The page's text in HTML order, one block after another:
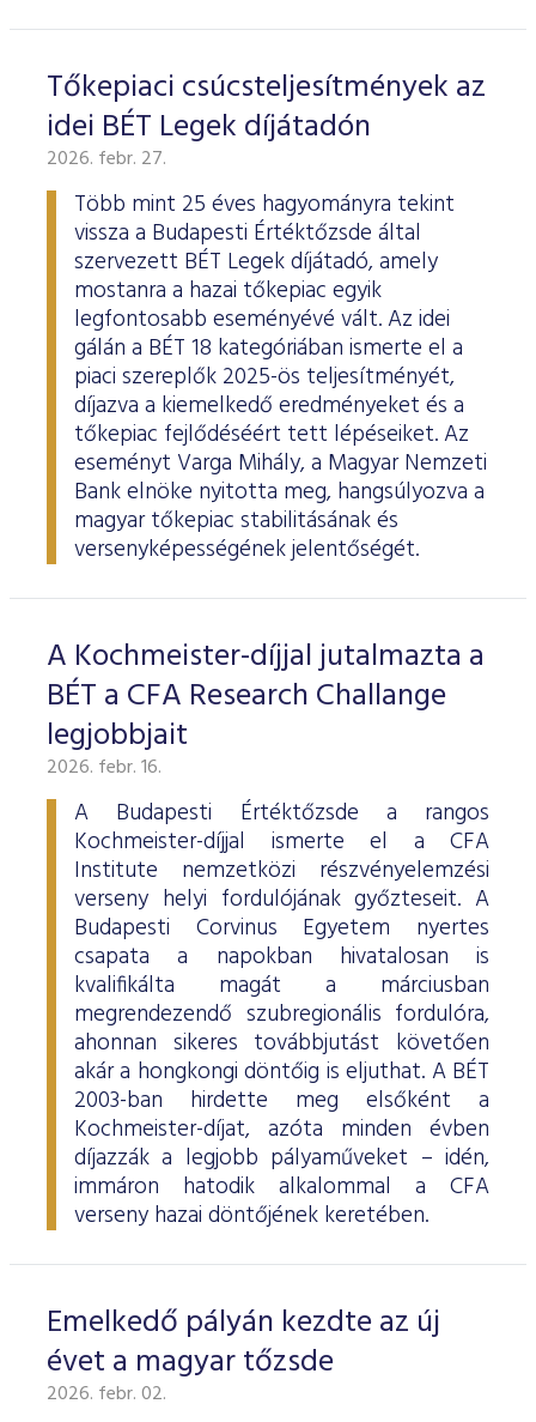
Tőkepiaci csúcsteljesítmények az
idei BÉT Legek díjátadón
2026. febr. 27.
Több mint 25 éves hagyományra tekint
vissza a Budapesti Értéktőzsde által
szervezett BÉT Legek díjátadó, amely
mostanra a hazai tőkepiac egyik
legfontosabb eseményévé vált. Az idei
gálán a BÉT 18 kategóriában ismerte el a
piaci szereplők 2025-ös teljesítményét,
díjazva a kiemelkedő eredményeket és a
tőkepiac fejlődéséért tett lépéseiket. Az
eseményt Varga Mihály, a Magyar Nemzeti
Bank elnöke nyitotta meg, hangsúlyozva a
magyar tőkepiac stabilitásának és
versenyképességének jelentőségét.
A Kochmeister-díjjal jutalmazta a
BÉT a CFA Research Challange
legjobbjait
2026. febr. 16.
A Budapesti Értéktőzsde a rangos
Kochmeister-díjjal ismerte el a CFA
Institute nemzetközi részvényelemzési
verseny helyi fordulójának győzteseit. A
Budapesti Corvinus Egyetem nyertes
csapata a napokban hivatalosan is
kvalifikálta magát a márciusban
megrendezendő szubregionális fordulóra,
ahonnan sikeres továbbjutást követően
akár a hongkongi döntőig is eljuthat. A BÉT
2003-ban hirdette meg elsőként a
Kochmeister-díjat, azóta minden évben
díjazzák a legjobb pályaműveket – idén,
immáron hatodik alkalommal a CFA
verseny hazai döntőjének keretében.
Emelkedő pályán kezdte az új
évet a magyar tőzsde
2026. febr. 02.